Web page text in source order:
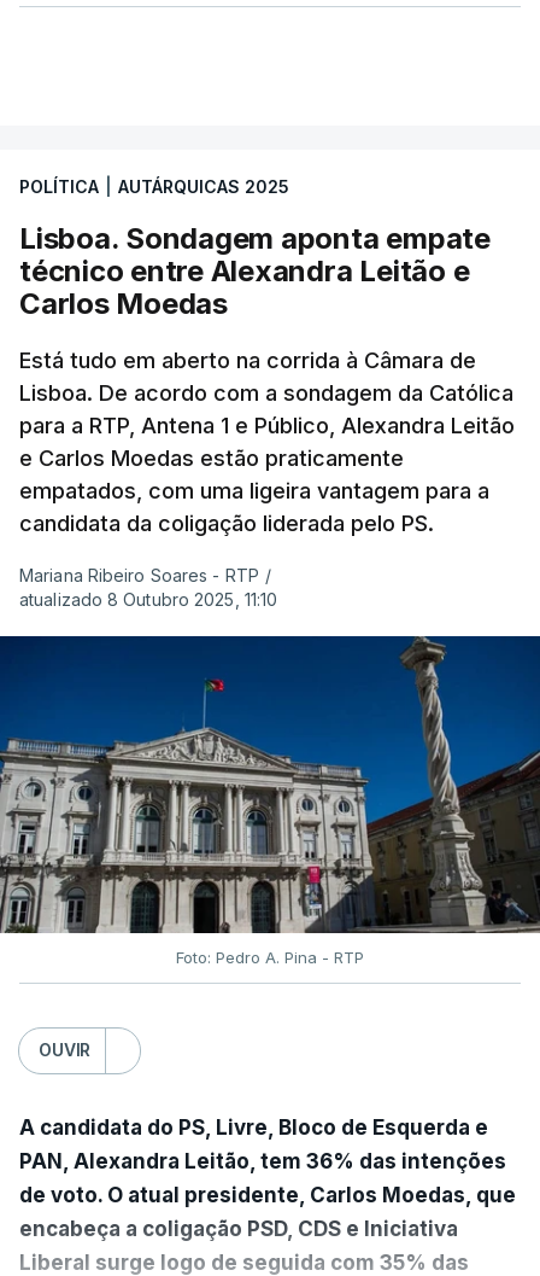
POLÍTICA AUTÁRQUICAS 2025
Lisboa. Sondagem aponta empate
técnico entre Alexandra Leitão e
Carlos Moedas
Está tudo em aberto na corrida à Câmara de
Lisboa. De acordo com a sondagem da Católica
para a RTP, Antena 1 e Público, Alexandra Leitão
e Carlos Moedas estão praticamente
empatados, com uma ligeira vantagem para a
candidata da coligação liderada pelo PS.
Mariana Ribeiro Soares - RTP /
atualizado 8 Outubro 2025, 11:10
Foto: Pedro A. Pina - RTP
OUVIR
A candidata do PS, Livre, Bloco de Esquerda e
PAN, Alexandra Leitão, tem 36% das intenções
de voto. O atual presidente, Carlos Moedas, que
encabeça a coligação PSD, CDS e Iniciativa
Liberal surge logo de seguida com 35% das